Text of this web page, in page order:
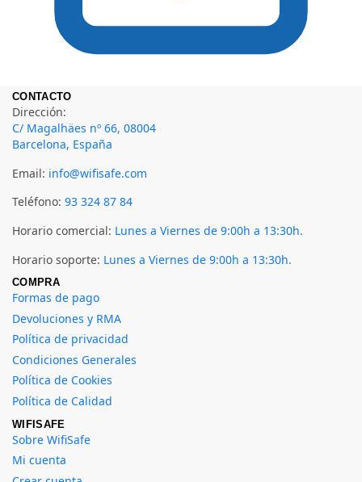
CONTACTO
Dirección:
C/ Magalhäes nº 66, 08004
Barcelona, España
Email: info@wifisafe.com
Teléfono: 93 324 87 84
Horario comercial: Lunes a Viernes de 9:00h a 13:30h.
Horario soporte: Lunes a Viernes de 9:00h a 13:30h.
COMPRA
Formas de pago
Devoluciones y RMA
Política de privacidad
Condiciones Generales
Política de Cookies
Política de Calidad
WIFISAFE
Sobre WifiSafe
Mi cuenta